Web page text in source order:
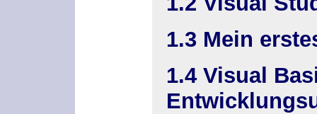
1.3 Mein
1.4 Visual